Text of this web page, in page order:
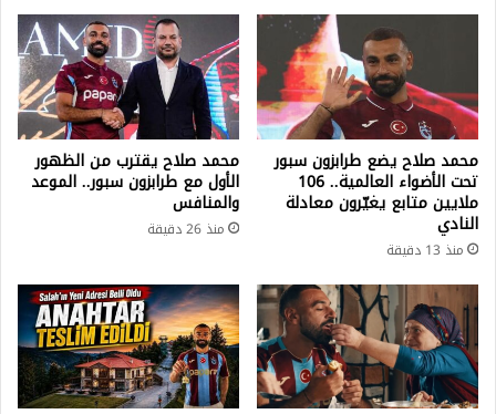
محمد صلاح يضع طرابزون سبور
تحت الأضواء العالمية.. 106
ملايين متابع يغيّرون معادلة
النادي
منذ 13 دقيقة
محمد صلاح يقترب من الظهور
الأول مع طرابزون سبور.. الموعد
والمنافس
منذ 26 دقيقة